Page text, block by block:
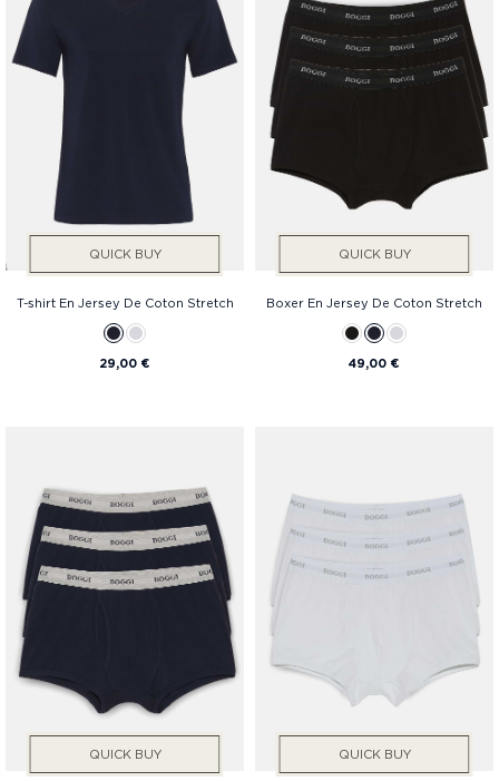
Prix
QUICK BUY
T-shirt En Jersey De Coton Stretch
29,00 €
QUICK BUY
Boxer En Jersey De Coton Stretch
49,00 €
QUICK BUY QUICK BUY